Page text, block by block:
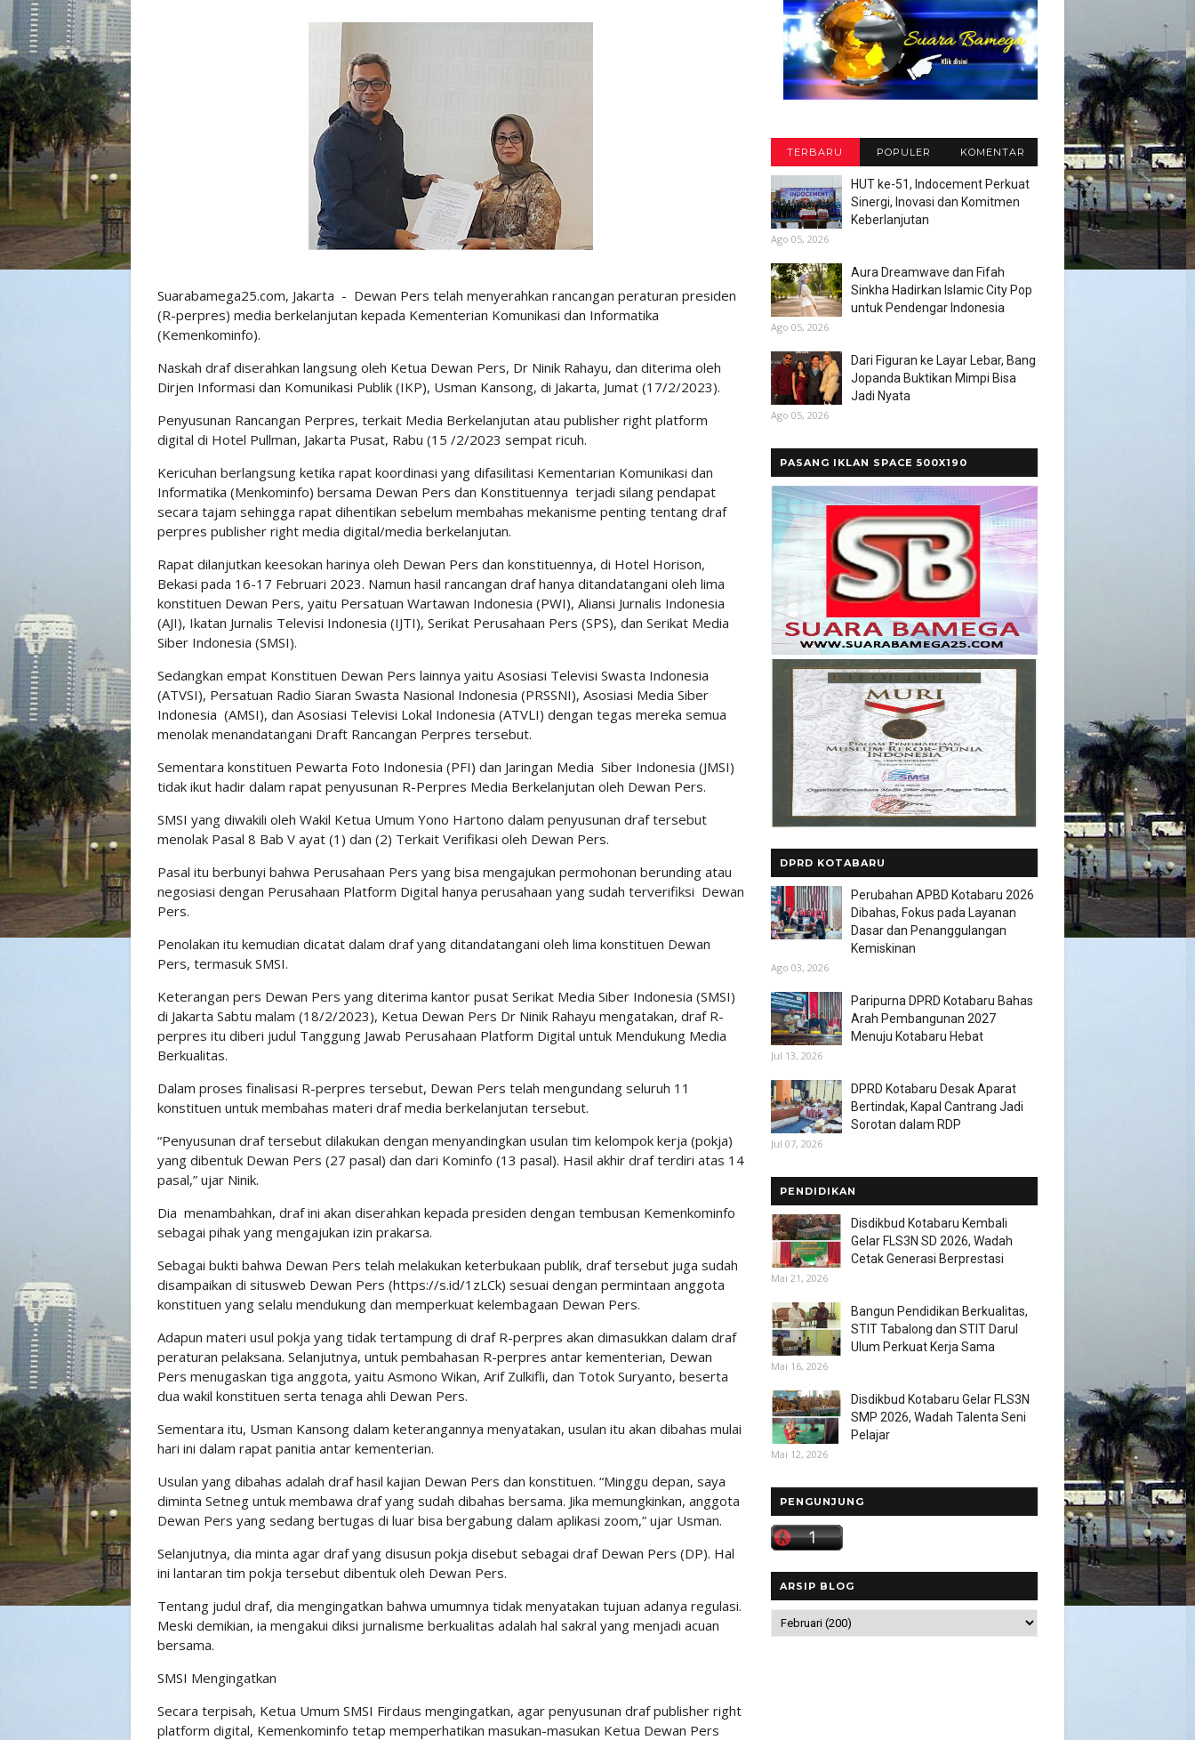
Suarabamega25.com, Jakarta - Dewan Pers telah menyerahkan rancangan peraturan presiden
(R-perpres) media berkelanjutan kepada Kementerian Komunikasi dan Informatika
(Kemenkominfo).
Naskah draf diserahkan langsung oleh Ketua Dewan Pers, Dr Ninik Rahayu, dan diterima oleh
Dirjen Informasi dan Komunikasi Publik (IKP), Usman Kansong, di Jakarta, Jumat (17/2/2023).
Penyusunan Rancangan Perpres, terkait Media Berkelanjutan atau publisher right platform
digital di Hotel Pullman, Jakarta Pusat, Rabu (15 /2/2023 sempat ricuh.
Kericuhan berlangsung ketika rapat koordinasi yang difasilitasi Kementarian Komunikasi dan
Informatika (Menkominfo) bersama Dewan Pers dan Konstituennya terjadi silang pendapat
secara tajam sehingga rapat dihentikan sebelum membahas mekanisme penting tentang draf
perpres publisher right media digital/media berkelanjutan.
Rapat dilanjutkan keesokan harinya oleh Dewan Pers dan konstituennya, di Hotel Horison,
Bekasi pada 16-17 Februari 2023. Namun hasil rancangan draf hanya ditandatangani oleh lima
konstituen Dewan Pers, yaitu Persatuan Wartawan Indonesia (PWI), Aliansi Jurnalis Indonesia
(AJI), Ikatan Jurnalis Televisi Indonesia (IJTI), Serikat Perusahaan Pers (SPS), dan Serikat Media
Siber Indonesia (SMSI).
Sedangkan empat Konstituen Dewan Pers lainnya yaitu Asosiasi Televisi Swasta Indonesia
(ATVSI), Persatuan Radio Siaran Swasta Nasional Indonesia (PRSSNI), Asosiasi Media Siber
Indonesia (AMSI), dan Asosiasi Televisi Lokal Indonesia (ATVLI) dengan tegas mereka semua
menolak menandatangani Draft Rancangan Perpres tersebut.
Sementara konstituen Pewarta Foto Indonesia (PFI) dan Jaringan Media Siber Indonesia (JMSI)
tidak ikut hadir dalam rapat penyusunan R-Perpres Media Berkelanjutan oleh Dewan Pers.
SMSI yang diwakili oleh Wakil Ketua Umum Yono Hartono dalam penyusunan draf tersebut
menolak Pasal 8 Bab V ayat (1) dan (2) Terkait Verifikasi oleh Dewan Pers.
Pasal itu berbunyi bahwa Perusahaan Pers yang bisa mengajukan permohonan berunding atau
negosiasi dengan Perusahaan Platform Digital hanya perusahaan yang sudah terverifiksi Dewan
Pers.
Penolakan itu kemudian dicatat dalam draf yang ditandatangani oleh lima konstituen Dewan
Pers, termasuk SMSI.
Keterangan pers Dewan Pers yang diterima kantor pusat Serikat Media Siber Indonesia (SMSI)
di Jakarta Sabtu malam (18/2/2023), Ketua Dewan Pers Dr Ninik Rahayu mengatakan, draf R-
perpres itu diberi judul Tanggung Jawab Perusahaan Platform Digital untuk Mendukung Media
Berkualitas.
Dalam proses finalisasi R-perpres tersebut, Dewan Pers telah mengundang seluruh 11
konstituen untuk membahas materi draf media berkelanjutan tersebut.
“Penyusunan draf tersebut dilakukan dengan menyandingkan usulan tim kelompok kerja (pokja)
yang dibentuk Dewan Pers (27 pasal) dan dari Kominfo (13 pasal). Hasil akhir draf terdiri atas 14
pasal,” ujar Ninik.
Dia menambahkan, draf ini akan diserahkan kepada presiden dengan tembusan Kemenkominfo
sebagai pihak yang mengajukan izin prakarsa.
Sebagai bukti bahwa Dewan Pers telah melakukan keterbukaan publik, draf tersebut juga sudah
disampaikan di situsweb Dewan Pers (https://s.id/1zLCk) sesuai dengan permintaan anggota
konstituen yang selalu mendukung dan memperkuat kelembagaan Dewan Pers.
Adapun materi usul pokja yang tidak tertampung di draf R-perpres akan dimasukkan dalam draf
peraturan pelaksana. Selanjutnya, untuk pembahasan R-perpres antar kementerian, Dewan
Pers menugaskan tiga anggota, yaitu Asmono Wikan, Arif Zulkifli, dan Totok Suryanto, beserta
dua wakil konstituen serta tenaga ahli Dewan Pers.
Sementara itu, Usman Kansong dalam keterangannya menyatakan, usulan itu akan dibahas mulai
hari ini dalam rapat panitia antar kementerian.
Usulan yang dibahas adalah draf hasil kajian Dewan Pers dan konstituen. “Minggu depan, saya
diminta Setneg untuk membawa draf yang sudah dibahas bersama. Jika memungkinkan, anggota
Dewan Pers yang sedang bertugas di luar bisa bergabung dalam aplikasi zoom,” ujar Usman.
Selanjutnya, dia minta agar draf yang disusun pokja disebut sebagai draf Dewan Pers (DP). Hal
ini lantaran tim pokja tersebut dibentuk oleh Dewan Pers.
Tentang judul draf, dia mengingatkan bahwa umumnya tidak menyatakan tujuan adanya regulasi.
Meski demikian, ia mengakui diksi jurnalisme berkualitas adalah hal sakral yang menjadi acuan
bersama.
SMSI Mengingatkan
Secara terpisah, Ketua Umum SMSI Firdaus mengingatkan, agar penyusunan draf publisher right
platform digital, Kemenkominfo tetap memperhatikan masukan-masukan Ketua Dewan Pers
TERBARU POPULER KOMENTAR
HUT ke-51, Indocement Perkuat
Sinergi, Inovasi dan Komitmen
Keberlanjutan
Ago 05, 2026
Aura Dreamwave dan Fifah
Sinkha Hadirkan Islamic City Pop
untuk Pendengar Indonesia
Ago 05, 2026
Dari Figuran ke Layar Lebar, Bang
Jopanda Buktikan Mimpi Bisa
Jadi Nyata
Ago 05, 2026
PASANG IKLAN SPACE 500X190
DPRD KOTABARU
Perubahan APBD Kotabaru 2026
Dibahas, Fokus pada Layanan
Dasar dan Penanggulangan
Kemiskinan
Ago 03, 2026
Paripurna DPRD Kotabaru Bahas
Arah Pembangunan 2027
Menuju Kotabaru Hebat
Jul 13, 2026
DPRD Kotabaru Desak Aparat
Bertindak, Kapal Cantrang Jadi
Sorotan dalam RDP
Jul 07, 2026
PENDIDIKAN
Disdikbud Kotabaru Kembali
Gelar FLS3N SD 2026, Wadah
Cetak Generasi Berprestasi
Mai 21, 2026
Bangun Pendidikan Berkualitas,
STIT Tabalong dan STIT Darul
Ulum Perkuat Kerja Sama
Mai 16, 2026
Disdikbud Kotabaru Gelar FLS3N
SMP 2026, Wadah Talenta Seni
Pelajar
Mai 12, 2026
PENGUNJUNG
ARSIP BLOG